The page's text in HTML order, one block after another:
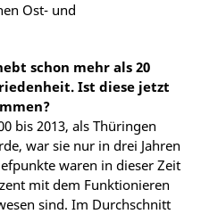
Ost- und
schon mehr als 20
Ist diese jetzt
bis 2013, als Thüringen
war sie nur in drei Jahren
waren in dieser Zeit
mit dem Funktionieren
sind. Im Durchschnitt